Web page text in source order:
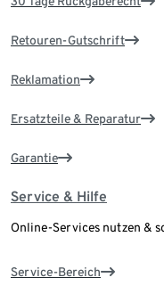
Retouren-Gutschrift
Reklamation
Ersatzteile & Reparatur
Garantie
Service & Hilfe
Online-Services nutzen &
Service-Bereich